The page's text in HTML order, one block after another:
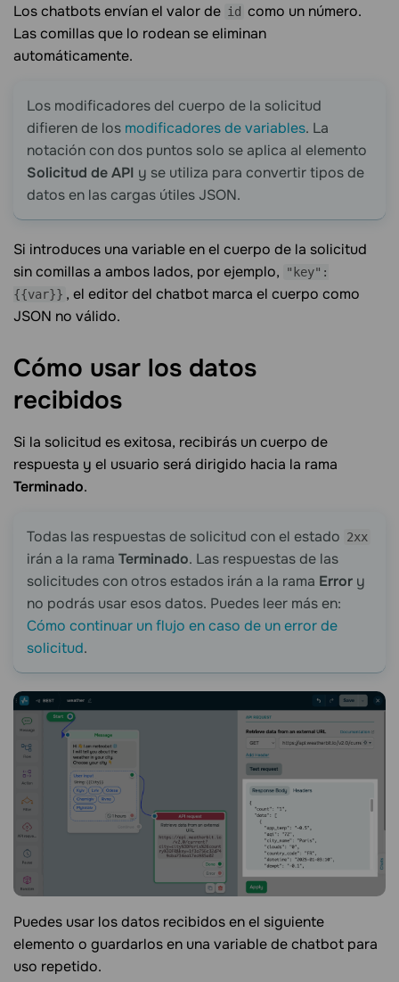
Los chatbots envían el valor de id como un número.
Las comillas que lo rodean se eliminan
automáticamente.
Los modificadores del cuerpo de la solicitud
difieren de los modificadores de variables. La
notación con dos puntos solo se aplica al elemento
Solicitud de API y se utiliza para convertir tipos de
datos en las cargas útiles JSON.
Si introduces una variable en el cuerpo de la solicitud
sin comillas a ambos lados, por ejemplo,
"key":
{{var}} , el editor del chatbot marca el cuerpo como
JSON no válido.
Cómo usar los datos
recibidos
Si la solicitud es exitosa, recibirás un cuerpo de
respuesta y el usuario será dirigido hacia la rama
Terminado.
Todas las respuestas de solicitud con el estado 2xx
irán a la rama Terminado. Las respuestas de las
solicitudes con otros estados irán a la rama Error y
no podrás usar esos datos. Puedes leer más en:
Cómo continuar un flujo en caso de un error de
solicitud.
Puedes usar los datos recibidos en el siguiente
elemento o guardarlos en una variable de chatbot para
uso repetido.